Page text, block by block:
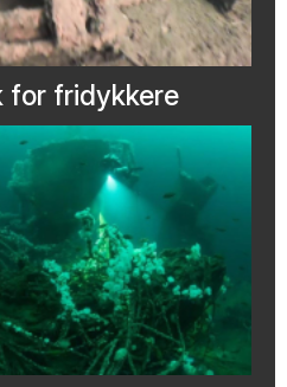
for fridykkere